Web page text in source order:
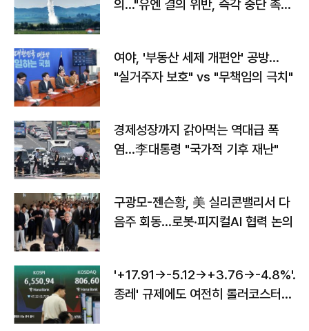
의…"유엔 결의 위반, 즉각 중단 촉
여야, '부동산 세제 개편안' 공방…
"실거주자 보호" vs "무책임의 극치"
경제성장까지 갉아먹는 역대급 폭
염…李대통령 "국가적 기후 재난"
구광모-젠슨황, 美 실리콘밸리서 다
음주 회동…로봇·피지컬AI 협력 논의
'+17.91→-5.12→+3.76→-4.8%'…'
종레' 규제에도 여전히 롤러코스터